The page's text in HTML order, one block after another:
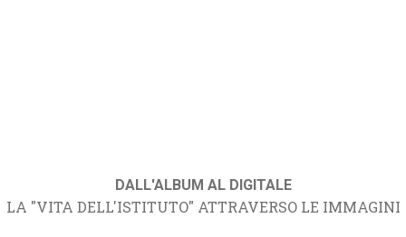
DALL'ALBUM AL DIGITALE
LA "VITA DELL'ISTITUTO" ATTRAVERSO LE IMMAGINI